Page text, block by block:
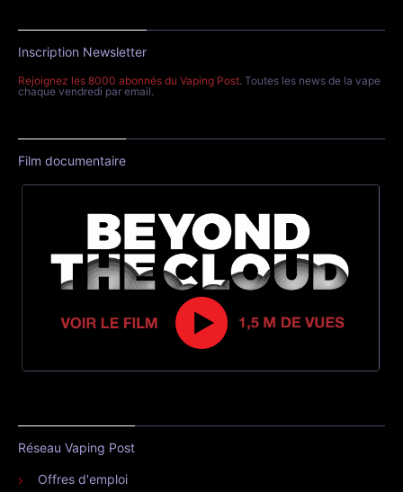
Inscription Newsletter
Rejoignez les 8000 abonnés du Vaping Post. Toutes les news de la vape
chaque vendredi par email.
Film documentaire
Réseau Vaping Post
Offres d'emploi